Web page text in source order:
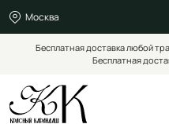
Москва
Бесплатная доставка любой
Бесплатная